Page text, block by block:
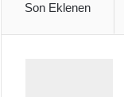
Son Eklenen